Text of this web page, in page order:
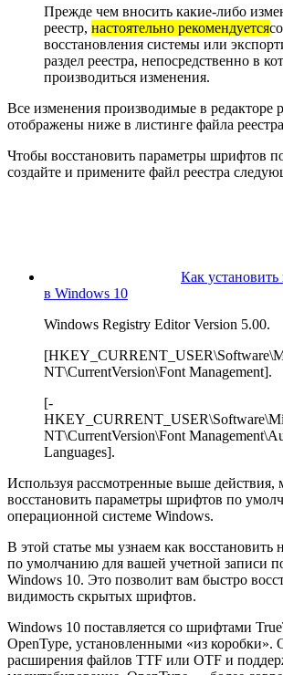
Прежде чем вносить какие-либо
реестр, настоятельно рекомендуется
восстановления системы или
раздел реестра, непосредственно в
производиться изменения.
Все изменения производимые в редакторе
отображены ниже в листинге файла
Чтобы восстановить параметры шрифтов
создайте и примените файл реестра
Как
в Windows 10
Windows Registry Editor Version 5.00.
NT\CurrentVersion\Font Management].
[-
NT\CurrentVersion\Font
Languages].
Используя рассмотренные выше действия,
восстановить параметры шрифтов по
операционной системе Windows.
В этой статье мы узнаем как восстановить
по умолчанию для вашей учетной записи
Windows 10. Это позволит вам быстро
видимость скрытых шрифтов.
Windows 10 поставляется со шрифтами
OpenType, установленными «из
расширения файлов TTF или OTF и